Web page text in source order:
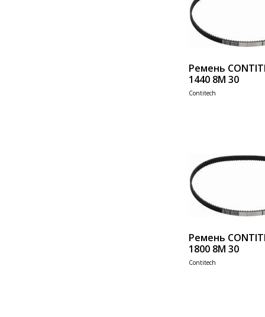
Ремень
1440 8M 30
Contitech
Ремень
1800 8M 30
Contitech